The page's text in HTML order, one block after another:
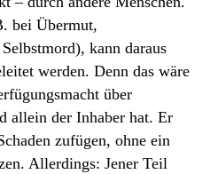
bei Übermut,
kann daraus
werden. Denn das wäre
über
allein der Inhaber hat. Er
zufügen, ohne ein
Allerdings: Jener Teil